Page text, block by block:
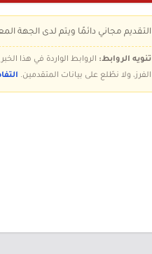
التقديم مجاني دائمًا ويتم لدى الجهة
تنويه الروابط: الروابط الواردة في هذا
الفرز، ولا نطّلع على بيانات المتقدمين.